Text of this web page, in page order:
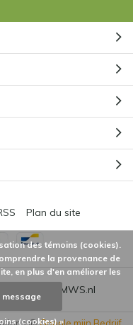
alimentation
DMWS.nl
Plan du site
@Google mijn Bedrijf
des témoins (cookies).
la provenance de
en plus d'en améliorer les
message
(cookies) »